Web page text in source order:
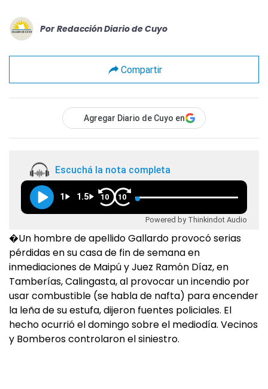
Por Redacción Diario de Cuyo
Compartir
Agregar Diario de Cuyo en
Escuchá la nota completa
1 1.5 10 10
Powered by Thinkindot Audio
�Un hombre de apellido Gallardo provocó serias
pérdidas en su casa de fin de semana en
inmediaciones de Maipú y Juez Ramón Díaz, en
Tamberías, Calingasta, al provocar un incendio por
usar combustible (se habla de nafta) para encender
la leña de su estufa, dijeron fuentes policiales. El
hecho ocurrió el domingo sobre el mediodía. Vecinos
y Bomberos controlaron el siniestro.